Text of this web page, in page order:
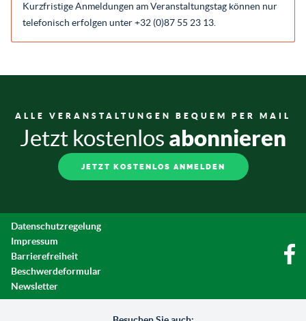
Kurzfristige Anmeldungen am Veranstaltungstag können nur
telefonisch erfolgen unter +32 (0)87 55 23 13.
ALLE VERANSTALTUNGEN BEQUEM PER MAIL
Jetzt kostenlos abonnieren
JETZT KOSTENLOS ANMELDEN
Datenschutzregelung
Impressum
Barrierefreiheit
Beschwerdeformular
Newsletter